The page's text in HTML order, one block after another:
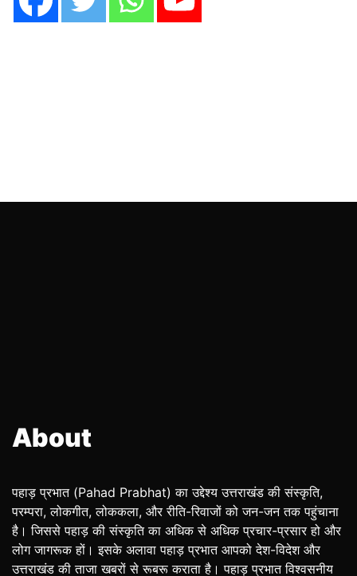
About
पहाड़ प्रभात (Pahad Prabhat) का उद्देश्य उत्तराखंड की संस्कृति,
परम्परा, लोकगीत, लोककला, और रीति-रिवाजों को जन-जन तक पहुंचाना
है। जिससे पहाड़ की संस्कृति का अधिक से अधिक प्रचार-प्रसार हो और
लोग जागरूक हों। इसके अलावा पहाड़ प्रभात आपको देश-विदेश और
उत्तराखंड की ताजा खबरों से रूबरू कराता है। पहाड़ प्रभात विश्वसनीय